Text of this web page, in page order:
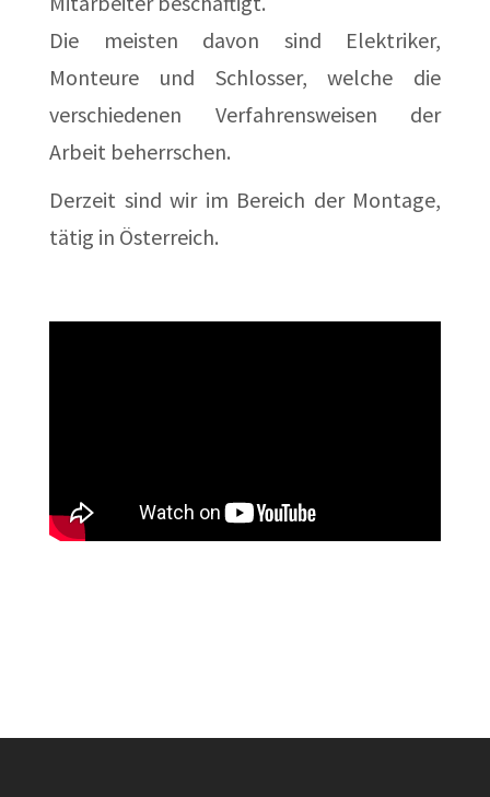
Die meisten davon sind Elektriker,
Monteure und Schlosser, welche die
verschiedenen Verfahrensweisen der
Arbeit beherrschen.
Derzeit sind wir im Bereich der Montage,
tätig in Österreich.